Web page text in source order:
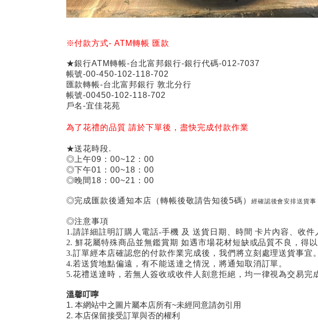
※付款方式-ATM轉帳 匯款
★銀行ATM轉帳-台北富邦銀行-銀行代碼-012-7037
帳號-00-450-102-118-702
匯款轉帳-台北富邦銀行 敦北分行
帳號-00450-102-118-702
戶名-宜佳花苑
為了花禮的品質 請於下單後，盡快完成付款作業
★送花時段.
◎上午09：00~12：00
◎下午01：00~18：00
◎晚間18：00~21：00
◎完成匯款後通知本店（轉帳後敬請告知後5碼） 經確認後會安排送貨事
◎注意事項
1.請詳細註明訂購人電話-手機 及 送貨日期、時間 卡片內容、收件
2. 鮮花屬特殊商品並無鑑賞期 如遇市場花材短缺或品質不良，得
3.訂單經本店確認您的付款作業完成後，我們將立刻處理送貨事宜
4.若送貨地點偏遠，有不能送達之情況，將通知取消訂單。
5.花禮送達時，若無人簽收或收件人刻意拒絕，均一律視為交易完
溫馨叮嚀
1. 本網站中之圖片屬本店所有~未經同意請勿引用
2. 本店保留接受訂單與否的權利